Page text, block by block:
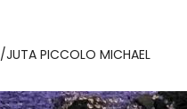
/JUTA PICCOLO MICHAEL